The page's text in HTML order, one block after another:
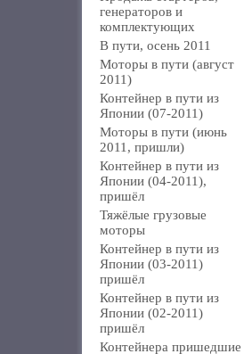
генераторов и
комплектующих
В пути, осень 2011
Моторы в пути (август
2011)
Контейнер в пути из
Японии (07-2011)
Моторы в пути (июнь
2011, пришли)
Контейнер в пути из
Японии (04-2011),
пришёл
Тяжёлые грузовые
моторы
Контейнер в пути из
Японии (03-2011)
пришёл
Контейнер в пути из
Японии (02-2011)
пришёл
Контейнера пришедшие